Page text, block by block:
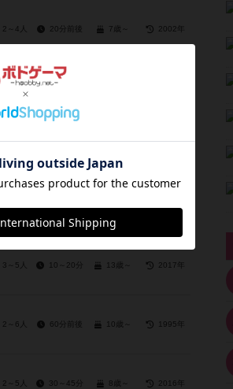
2～4人 20分前後 7歳～ 2002年
3～6人 30分前後
3～5人 10～20分 13歳～ 2017年
2～6人 60分前後 10歳～ 1995年
2～5人 30～45分 8歳～ 2016年